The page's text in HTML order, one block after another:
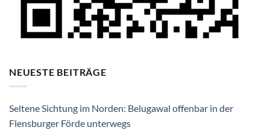
NEUESTE BEITRÄGE
Seltene Sichtung im Norden: Belugawal offenbar in der
Flensburger Förde unterwegs